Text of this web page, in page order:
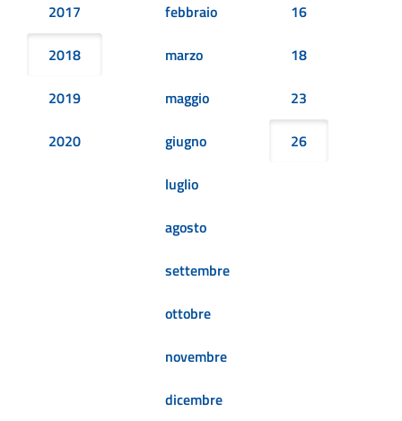
2017
2018
2019
2020
febbraio
marzo
maggio
giugno
luglio
agosto
settembre
ottobre
novembre
dicembre
16
18
23
26